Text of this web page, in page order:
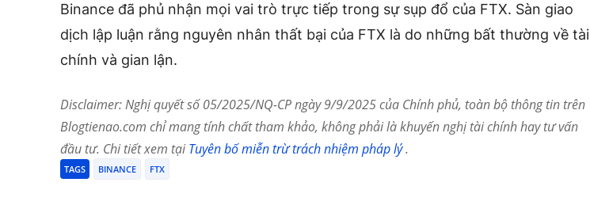
Binance đã phủ nhận mọi vai trò trực tiếp trong sự sụp đổ của FTX. Sàn giao
dịch lập luận rằng nguyên nhân thất bại của FTX là do những bất thường về tài
chính và gian lận.
Disclaimer: Nghị quyết số 05/2025/NQ-CP ngày 9/9/2025 của Chính phủ, toàn bộ thông tin trên
Blogtienao.com chỉ mang tính chất tham khảo, không phải là khuyến nghị tài chính hay tư vấn
đầu tư. Chi tiết xem tạiTuyên bố miễn trừ trách nhiệm pháp lý.
TAGS BINANCE FTX